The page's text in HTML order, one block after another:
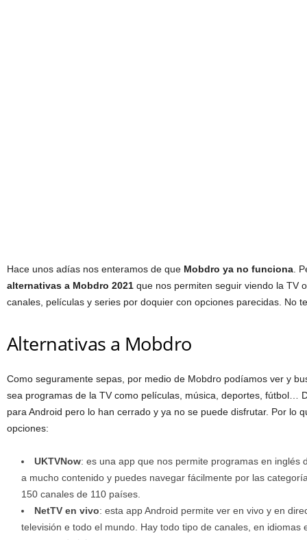
Hace unos adías nos enteramos de que Mobdro ya no funciona .
alternativas a Mobdro 2021 que nos permiten seguir viendo la TV
canales, películas y series por doquier con opciones parecidas. No
Alternativas a Mobdro
Como seguramente sepas, por medio de Mobdro podíamos ver y
sea programas de la TV como películas, música, deportes, fútbol…
para Android pero lo han cerrado y ya no se puede disfrutar. Por lo
opciones:
UKTVNow: es una app que nos permite programas en inglés
a mucho contenido y puedes navegar fácilmente por las
150 canales de 110 países.
NetTV en vivo: esta app Android permite ver en vivo y en
televisión e todo el mundo. Hay todo tipo de canales, en idiomas